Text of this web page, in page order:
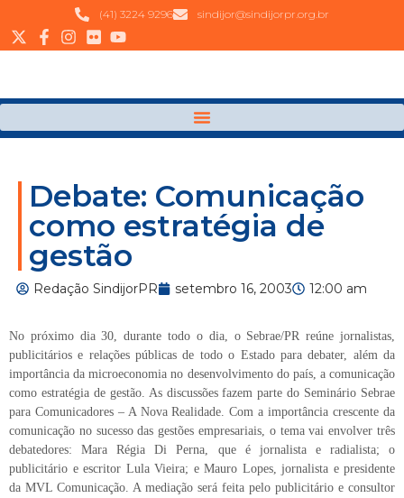
(41) 3224 9296 sindijor@sindijorpr.org.br
Debate: Comunicação
como estratégia de
gestão
Redação SindijorPR setembro 16, 2003 12:00 am
No próximo dia 30, durante todo o dia, o Sebrae/PR reúne jornalistas,
publicitários e relações públicas de todo o Estado para debater, além da
importância da microeconomia no desenvolvimento do país, a comunicação
como estratégia de gestão. As discussões fazem parte do Seminário Sebrae
para Comunicadores – A Nova Realidade. Com a importância crescente da
comunicação no sucesso das gestões empresariais, o tema vai envolver três
debatedores: Mara Régia Di Perna, que é jornalista e radialista; o
publicitário e escritor Lula Vieira; e Mauro Lopes, jornalista e presidente
da MVL Comunicação. A mediação será feita pelo publicitário e consultor